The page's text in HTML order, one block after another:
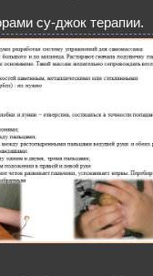
су-джок терапии.